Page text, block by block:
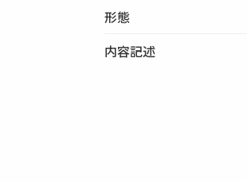
形態
内容記述